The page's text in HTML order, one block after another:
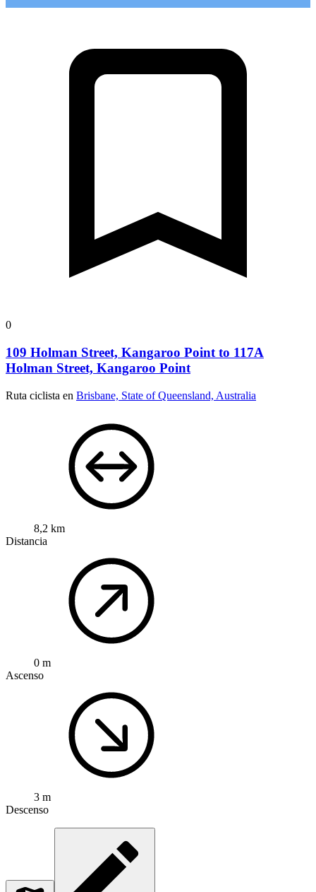
0
109 Holman Street, Kangaroo Point to 117A
Holman Street, Kangaroo Point
Ruta ciclista en Brisbane, State of Queensland, Australia
8,2 km
Distancia
0 m
Ascenso
3 m
Descenso